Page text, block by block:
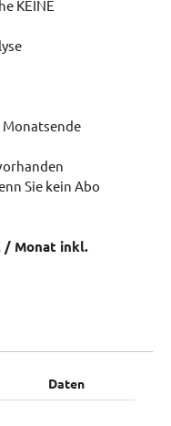
KEINE
Sie kein Abo
/ Monat inkl.
Daten